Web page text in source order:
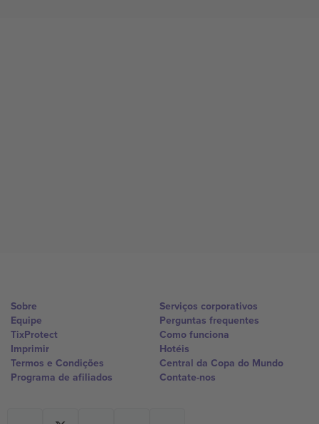
Sobre
Equipe
TixProtect
Imprimir
Termos e Condições
Programa de afiliados
Serviços corporativos
Perguntas frequentes
Como funciona
Hotéis
Central da Copa do Mundo
Contate-nos